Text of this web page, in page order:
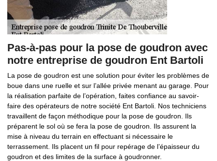
Pas-à-pas pour la pose de goudron avec
notre entreprise de goudron Ent Bartoli
La pose de goudron est une solution pour éviter les problèmes de
boue dans une ruelle et sur l’allée privée menant au garage. Pour
la réalisation parfaite de l’opération, faites confiance au savoir-
faire des opérateurs de notre société Ent Bartoli. Nos techniciens
travaillent de façon méthodique pour la pose de goudron. Ils
préparent le sol où se fera la pose de goudron. Ils assurent la
mise à niveau du terrain en effectuant si nécessaire le
terrassement. Ils placent un fil pour repérage de l’épaisseur du
goudron et des limites de la surface à goudronner.